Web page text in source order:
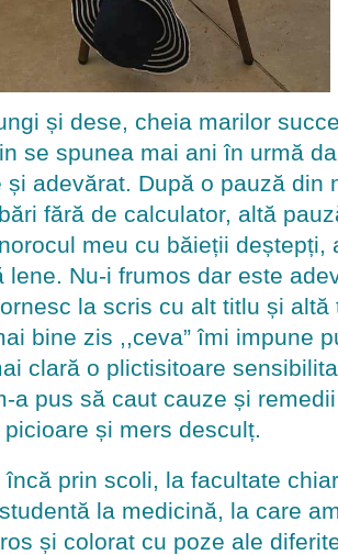
și dese, cheia marilor
se spunea mai ani în urmă
și adevărat. După o pauză din
fără de calculator, altă
meu cu băieții deștepți,
Nu-i frumos dar este
la scris cu alt titlu și altă
bine zis ,,ceva” îmi impune
clară o plictisitoare
a pus să caut cauze și
și mers desculț.
încă prin scoli, la facultate
la medicină, la care
și colorat cu poze ale